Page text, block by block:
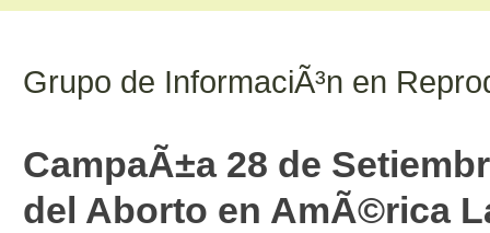
Grupo de InformaciÃ³n en
CampaÃ±a 28 de
del Aborto en AmÃ©rica